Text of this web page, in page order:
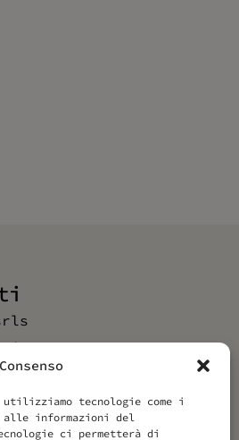
tecnologie come i
alle informazioni del
ci permetterà di
70
IT14455371006